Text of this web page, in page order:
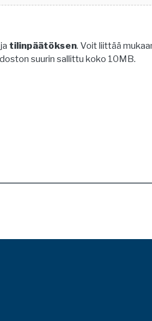
ja tilinpäätöksen. Voit liittää
suurin sallittu koko 10MB.